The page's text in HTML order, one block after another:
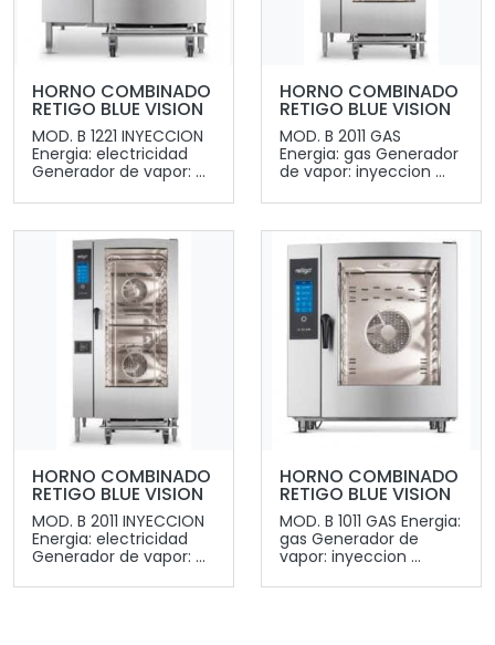
HORNO COMBINADO
RETIGO BLUE VISION
MOD. B 1221 INYECCION
Energia: electricidad
Generador de vapor: ...
HORNO COMBINADO
RETIGO BLUE VISION
MOD. B 2011 GAS
Energia: gas Generador
de vapor: inyeccion ...
HORNO COMBINADO
RETIGO BLUE VISION
MOD. B 2011 INYECCION
Energia: electricidad
Generador de vapor: ...
HORNO COMBINADO
RETIGO BLUE VISION
MOD. B 1011 GAS Energia:
gas Generador de
vapor: inyeccion ...